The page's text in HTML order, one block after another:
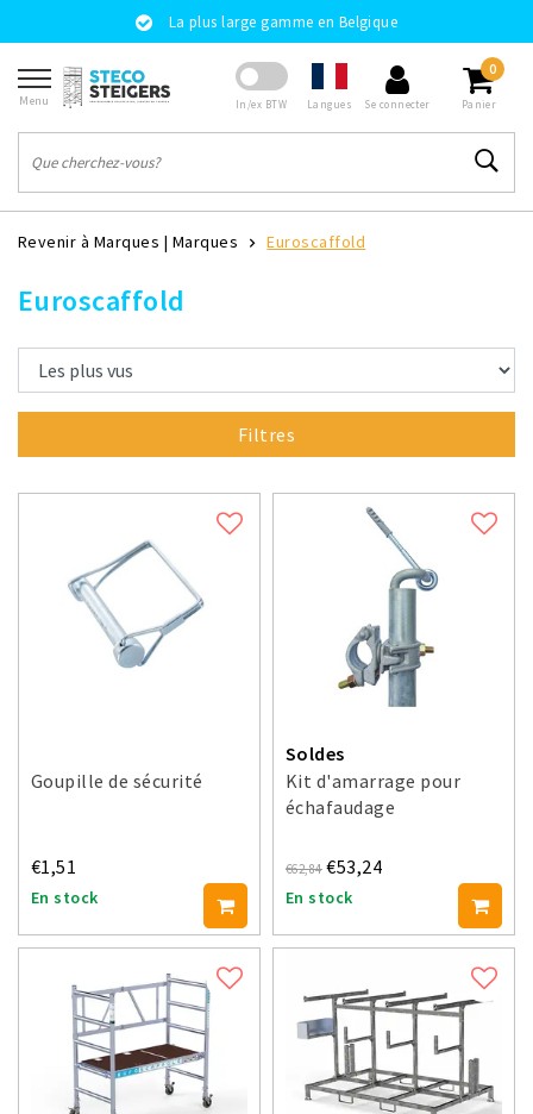
La plus large gamme en Belgique
Menu In/ex BTW Langues Se connecter
0
Panier
Revenir à Marques | Marques Euroscaffold
Euroscaffold
Filtres
Goupille de sécurité
€1,51
En stock
Soldes
Kit d'amarrage pour
échafaudage
€62,84 €53,24
En stock